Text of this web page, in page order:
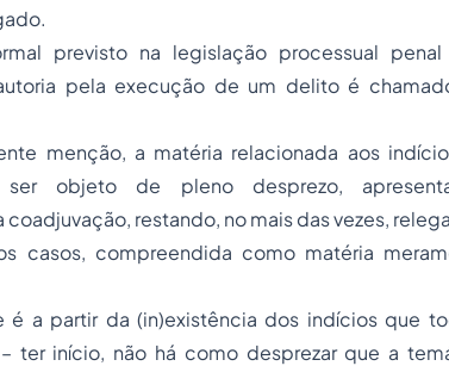
previsto na legislação processual penal
pela execução de um delito é
menção, a matéria relacionada aos
objeto de pleno desprezo,
restando, no mais das vezes,
casos, compreendida como matéria
a partir da (in)existência dos indícios que
ter início, não há como desprezar que a